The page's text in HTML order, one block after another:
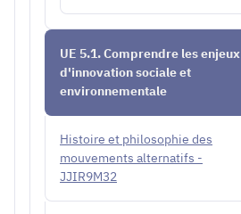
UE 5.1. Comprendre les enjeux
d'innovation sociale et
environnementale
Histoire et philosophie des
mouvements alternatifs -
JJIR9M32